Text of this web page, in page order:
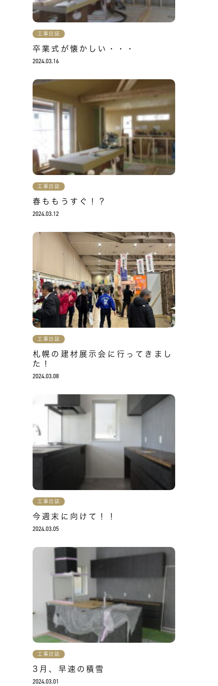
工事日誌
卒業式が懐かしい・・・
2024.03.16
工事日誌
春ももうすぐ！？
2024.03.12
工事日誌
札幌の建材展示会に行ってきまし
た！
2024.03.08
工事日誌
今週末に向けて！！
2024.03.05
工事日誌
3月、早速の積雪
2024.03.01